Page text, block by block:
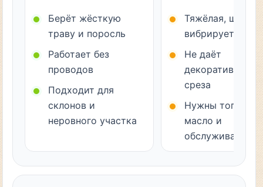
Берёт жёсткую
траву и поросль
Работает без
проводов
Подходит для
склонов и
неровного участка
Тяжёлая,
вибрирует
Не даёт
декоративного
среза
Нужны топливо,
масло и
обслуживание